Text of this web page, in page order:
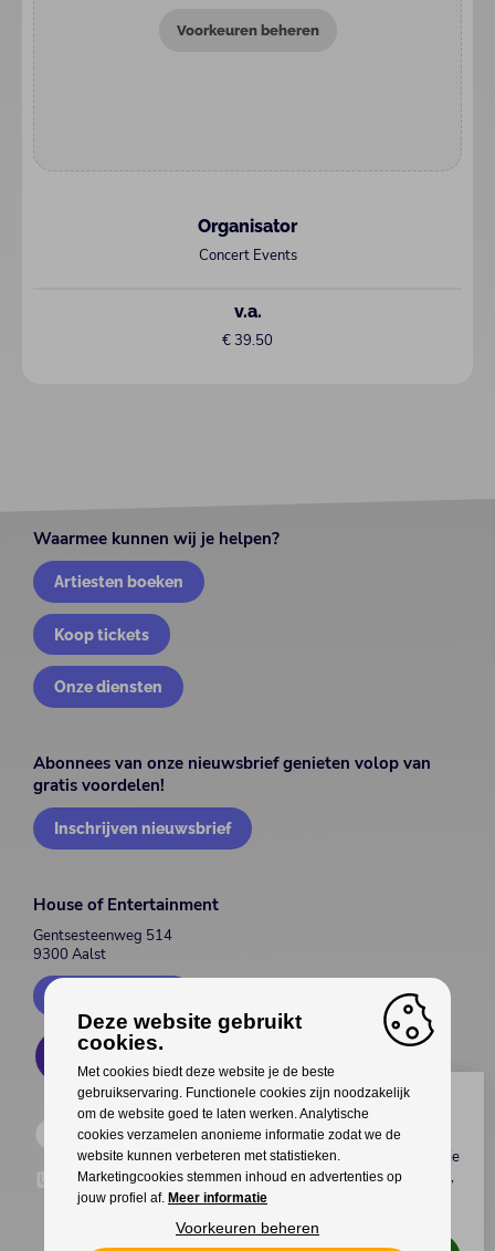
Voorkeuren beheren
Organisator
Concert Events
v.a.
€ 39.50
Waarmee kunnen wij je helpen?
Artiesten boeken
Koop tickets
Onze diensten
Abonnees van onze nieuwsbrief genieten volop van
gratis voordelen!
Inschrijven nieuwsbrief
House of Entertainment
Gentsesteenweg 514
9300 Aalst
Wil jij genieten van gratis
voordelen?
Koop als eerstetickets,meet & greets
met je
favoriete artiest(en), interessantekortingen ,
upgradesvan je tickets en veel meer
Deze website gebruikt
cookies.
Met cookies biedt deze website je de beste
gebruikservaring. Functionele cookies zijn noodzakelijk
om de website goed te laten werken. Analytische
cookies verzamelen anonieme informatie zodat we de
website kunnen verbeteren met statistieken.
Marketingcookies stemmen inhoud en advertenties op
jouw profiel af. Meer informatie
Voorkeuren beheren